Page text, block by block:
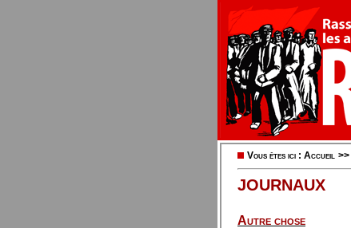
Vous êtes ici : Accueil >>
JOURNAUX
Autre chose